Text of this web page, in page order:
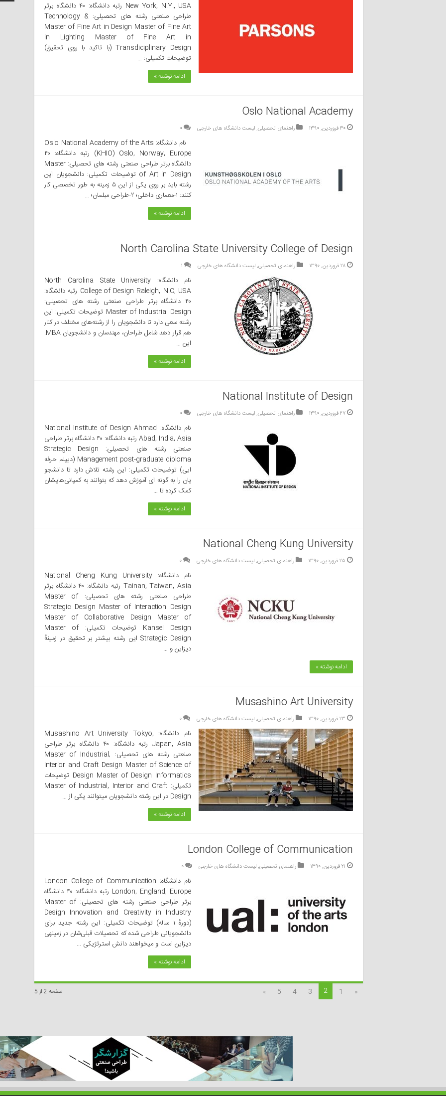
New York, N.Y., USA رتبه دانشگاه: ۴۰ دانشگاه برتر
طراحی صنعتی رشته های تحصیلی: Technology &
Master of Fine Art in Design Master of Fine Art
in Lighting Master of Fine Art in
Transdiciplinary Design (با تاکید با روی تحقیق)
توضیحات تکمیلی: …
ادامه نوشته »
Oslo National Academy
۳۰ فروردین, ۱۳۹۰ راهنمای تحصیلی,لیست دانشگاه های خارجی ۰
نام دانشگاه: Oslo National Academy of the Arts
(KHIO) Oslo, Norway, Europe رتبه دانشگاه: ۴۰
دانشگاه برتر طراحی صنعتی رشته های تحصیلی: Master
of Art in Design توضیحات تکمیلی: دانشجویان این
رشته باید بر روی یکی‌ از این ۵ زمینه به طور تخصصی کار
کنند: ۱-معماری داخلی‌؛ ۲-طراحی مبلمان؛ …
ادامه نوشته »
North Carolina State University College of Design
۲۸ فروردین, ۱۳۹۰ راهنمای تحصیلی,لیست دانشگاه های خارجی ۱
نام دانشگاه: North Carolina State University
College of Design Raleigh, N.C, USA رتبه دانشگاه:
۴۰ دانشگاه برتر طراحی صنعتی رشته های تحصیلی:
Master of Industrial Design توضیحات تکمیلی: این
رشته سعی‌ دارد تا دانشجویان را از رشته‌های مختلف در کنار
هم قرار دهد شامل طراحان، مهندسان و دانشجویان MBA.
این …
ادامه نوشته »
National Institute of Design
۲۷ فروردین, ۱۳۹۰ راهنمای تحصیلی,لیست دانشگاه های خارجی ۰
نام دانشگاه: National Institute of Design Ahmad
Abad, India, Asia رتبه دانشگاه: ۴۰ دانشگاه برتر طراحی
صنعتی رشته های تحصیلی: Strategic Design
Management post-graduate diploma (دیپلم حرفه
ایی) توضیحات تکمیلی: این رشته تلاش دارد تا دانشجو
یان را به گونه ای آموزش دهد که بتوانند به کمپانی‌هایشان
کمک کرده تا …
ادامه نوشته »
National Cheng Kung University
۲۵ فروردین, ۱۳۹۰ راهنمای تحصیلی,لیست دانشگاه های خارجی ۰
نام دانشگاه: National Cheng Kung University
Tainan, Taiwan, Asia رتبه دانشگاه: ۴۰ دانشگاه برتر
طراحی صنعتی رشته های تحصیلی: Master of
Strategic Design Master of Interaction Design
Master of Collaborative Design Master of
Kansei Design توضیحات تکمیلی: Master of
Strategic Design این رشته بیشتر بر تحقیق در زمینهٔ
دیزاین و …
ادامه نوشته »
Musashino Art University
۲۳ فروردین, ۱۳۹۰ راهنمای تحصیلی,لیست دانشگاه های خارجی ۰
نام دانشگاه: Musashino Art University Tokyo,
Japan, Asia رتبه دانشگاه: ۴۰ دانشگاه برتر طراحی
صنعتی رشته های تحصیلی: Master of Industrial,
Interior and Craft Design Master of Science of
Design Master of Design Informatics توضیحات
تکمیلی: Master of Industrial, Interior and Craft
Design در این رشته دانشجویان میتوانند یکی‌ از …
ادامه نوشته »
London College of Communication
۲۱ فروردین, ۱۳۹۰ راهنمای تحصیلی,لیست دانشگاه های خارجی ۰
نام دانشگاه: London College of Communication
London, England, Europe رتبه دانشگاه: ۴۰ دانشگاه
برتر طراحی صنعتی رشته های تحصیلی: Master of
Design Innovation and Creativity in Industry
(دورهٔ ۱ ساله) توضیحات تکمیلی: این رشته جدید برای
دانشجویانی‌ طراحی‌ شده که تحصیلات قبلی‌‌شان در زمینه­ی
دیزاین است و می­خواهند دانش استرتژیکی …
ادامه نوشته »
صفحه 2 از 5 «
1
2
3
4
5
»